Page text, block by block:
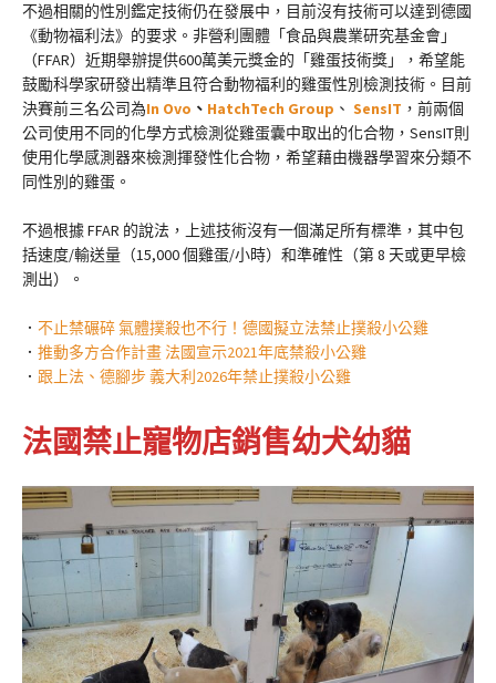
不過相關的性別鑑定技術仍在發展中，目前沒有技術可以達到德國
《動物福利法》的要求。非營利團體「食品與農業研究基金會」
（FFAR）近期舉辦提供600萬美元獎金的「雞蛋技術獎」，希望能
鼓勵科學家研發出精準且符合動物福利的雞蛋性別檢測技術。目前
決賽前三名公司為In Ovo 、 HatchTech Group 、 SensIT ，前兩個
公司使用不同的化學方式檢測從雞蛋囊中取出的化合物，SensIT則
使用化學感測器來檢測揮發性化合物，希望藉由機器學習來分類不
同性別的雞蛋。
不過根據 FFAR 的說法，上述技術沒有一個滿足所有標準，其中包
括速度/輸送量（15,000 個雞蛋/小時）和準確性（第 8 天或更早檢
測出）。
． 不止禁碾碎 氣體撲殺也不行！德國擬立法禁止撲殺小公雞
． 推動多方合作計畫 法國宣示2021年底禁殺小公雞
． 跟上法、德腳步 義大利2026年禁止撲殺小公雞
法國禁止寵物店銷售幼犬幼貓